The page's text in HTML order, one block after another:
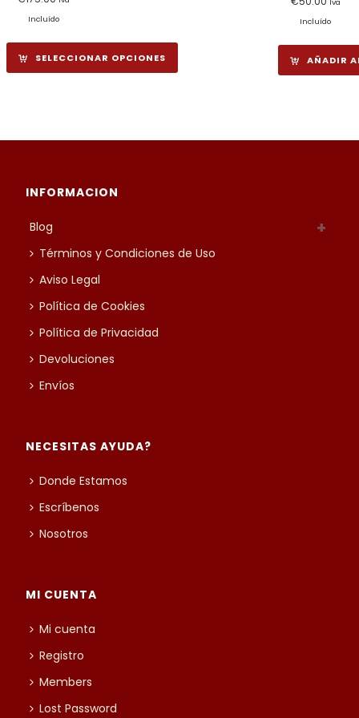
de
desde
€65.00
Incluído
SELECCIONAR OPCIONES
Incluído
AÑADIR
INFORMACION
Blog
Términos y Condiciones de Uso
Aviso Legal
Política de Cookies
Política de Privacidad
Devoluciones
Envíos
NECESITAS AYUDA?
Donde Estamos
Escríbenos
Nosotros
MI CUENTA
Mi cuenta
Registro
Members
Lost Password